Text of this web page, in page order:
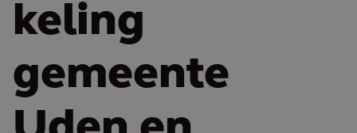
keling
gemeente